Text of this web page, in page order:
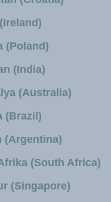
(Poland)
(India)
(Australia)
(Brazil)
(Argentina)
(South Africa)
(Singapore)